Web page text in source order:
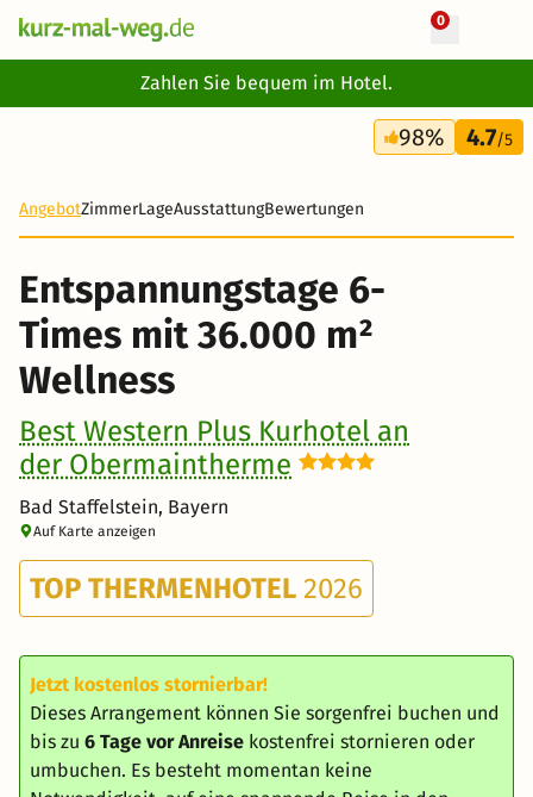
0
Zahlen Sie bequem im Hotel.
7 Tage
1.057 €
98% 4.7/5
AngebotZimmerLageAusstattungBewertungen
Entspannungstage 6-
Times mit 36.000 m²
Wellness
Best Western Plus Kurhotel an
der Obermaintherme
Bad Staffelstein, Bayern
Auf Karte anzeigen
TOP THERMENHOTEL 2026
Jetzt kostenlos stornierbar!
Dieses Arrangement können Sie sorgenfrei buchen und
bis zu 6 Tage vor Anreise kostenfrei stornieren oder
umbuchen. Es besteht momentan keine